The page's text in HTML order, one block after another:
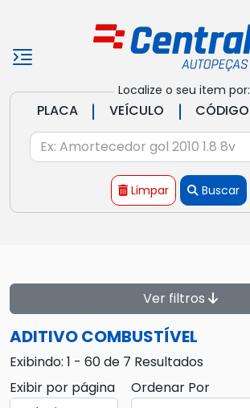
Localize o seu item por:
PLACA | VEÍCULO | CÓDIGO
Limpar Buscar
Ver filtros
ADITIVO COMBUSTÍVEL
Exibindo: 1 - 60 de 7 Resultados
Exibir por página
Ordenar Por